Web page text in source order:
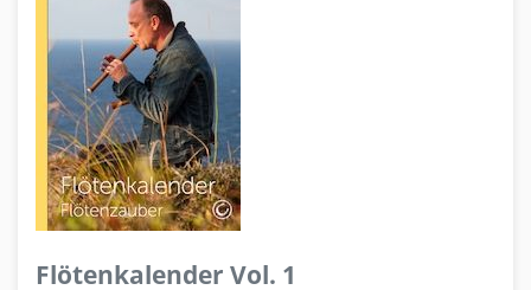
Flötenkalender Vol. 1